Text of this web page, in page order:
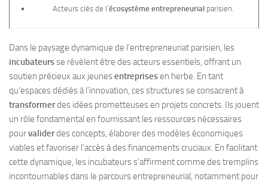
Acteurs clés de l’écosystème entrepreneurialparisien.
Dans le paysage dynamique de l’entrepreneuriat parisien, les
incubateursse révèlent être des acteurs essentiels, offrant un
soutien précieux aux jeunesentreprisesen herbe. En tant
qu’espaces dédiés à l’innovation, ces structures se consacrent à
transformerdes idées prometteuses en projets concrets. Ils jouent
un rôle fondamental en fournissant les ressources nécessaires
pourvaliderdes concepts, élaborer des modèles économiques
viables et favoriser l’accès à des financements cruciaux. En facilitant
cette dynamique, les incubateurs s’affirment comme des tremplins
incontournables dans le parcours entrepreneurial, notamment pour